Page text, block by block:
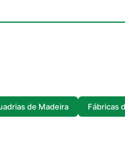
de Madeira Fábricas